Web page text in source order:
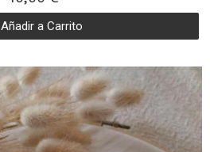
Añadir a Carrito